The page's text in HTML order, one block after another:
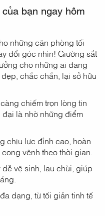
bạn ngay hôm
những căn phòng tối
đổi góc nhìn! Giường sắt
cho những ai đang
chắc chắn, lại sở hữu
chiếm trọn lòng tin
là nhờ những điểm
chịu lực đỉnh cao, hoàn
vênh theo thời gian.
dễ vệ sinh, lau chùi, giúp
dạng, từ tối giản tinh tế